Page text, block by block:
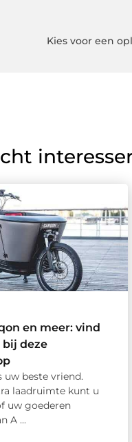
Kies voor een
en meer: vind
deze
uw beste vriend.
laadruimte kunt u
uw goederen
A ...